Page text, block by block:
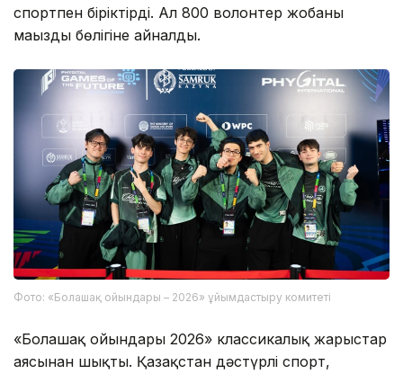
спортпен біріктірді. Ал 800 волонтер жобаның
маңызды бөлігіне айналды.
Фото: «Болашақ ойындары – 2026» ұйымдастыру комитеті
«Болашақ ойындары 2026» классикалық жарыстар
аясынан шықты. Қазақстан дәстүрлі спорт,